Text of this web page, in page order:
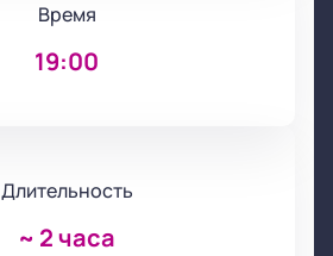
Время
19:00
Длительность
~ 2 часа